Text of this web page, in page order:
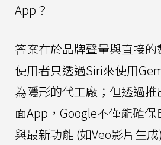
App？
答案在於品牌聲量與直接
使用者只透過Siri來使用
為隱形的代工廠；但透過
面App，Google不僅能確
與最新功能 (如Veo影片生